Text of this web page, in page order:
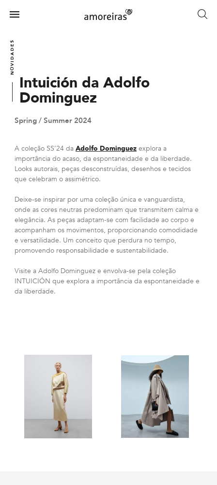
mainMenu
NOVIDADES
Intuición da Adolfo
Dominguez
Spring / Summer 2024
A coleção SS’24 da Adolfo Dominguez explora a
importância do acaso, da espontaneidade e da liberdade.
Looks autorais, peças desconstruídas, desenhos e tecidos
que celebram o assimétrico.
Deixe-se inspirar por uma coleção única e vanguardista,
onde as cores neutras predominam que transmitem calma e
elegância. As peças adaptam-se com facilidade ao corpo e
acompanham os movimentos, proporcionando comodidade
e versatilidade. Um conceito que perdura no tempo,
promovendo responsabilidade e sustentabilidade.
Visite a Adolfo Dominguez e envolva-se pela coleção
INTUICIÓN que explora a importância da espontaneidade e
da liberdade.